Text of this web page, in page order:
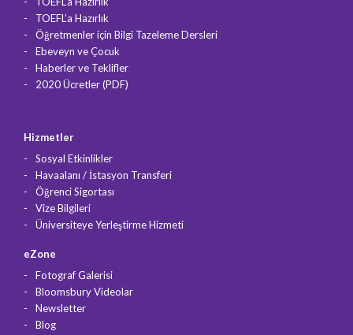
TOEFL’a Hazırlık
Öğretmenler için Bilgi Tazeleme Dersleri
Ebeveyn ve Çocuk
Haberler ve Teklifler
2020 Ücretler (PDF)
Hizmetler
Sosyal Etkinlikler
Havaalanı / İstasyon Transferi
Öğrenci Sigortası
Vize Bilgileri
Üniversiteye Yerleştirme Hizmeti
eZone
Fotograf Galerisi
Bloomsbury Videolar
Newsletter
Blog